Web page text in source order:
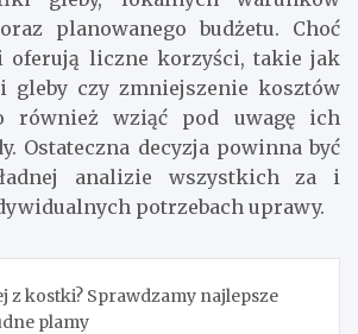
planowanego budżetu. Choć
oferują liczne korzyści, takie jak
gleby czy zmniejszenie kosztów
również wziąć pod uwagę ich
Ostateczna decyzja powinna być
analizie wszystkich za i
potrzebach uprawy.
z kostki? Sprawdzamy najlepsze
plamy